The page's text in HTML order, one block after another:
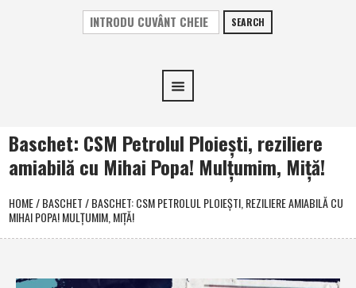
SEARCH
Baschet: CSM Petrolul Ploieşti, reziliere
amiabilă cu Mihai Popa! Mulţumim, Miţă!
HOME/BASCHET/BASCHET: CSM PETROLUL PLOIEŞTI, REZILIERE AMIABILĂ CU
MIHAI POPA! MULŢUMIM, MIŢĂ!